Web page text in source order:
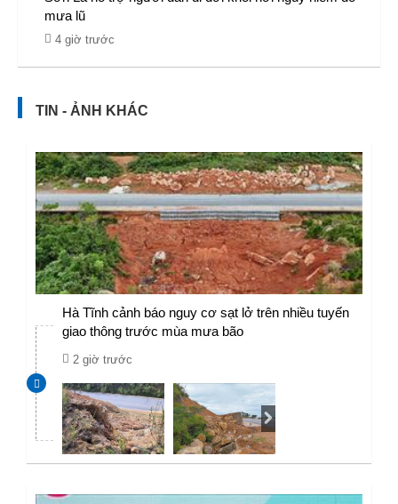
mưa lũ
4 giờ trước
TIN - ẢNH KHÁC
Hà Tĩnh cảnh báo nguy cơ sạt lở trên nhiều tuyến
giao thông trước mùa mưa bão
2 giờ trước